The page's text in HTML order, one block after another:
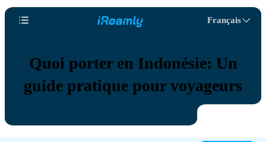
Français
Quoi porter en Indonésie: Un
guide pratique pour voyageurs